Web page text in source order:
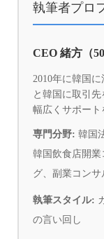
執筆者プロ
CEO 緒方（
2010年に韓国
と韓国に取引
幅広くサポート
専門分野: 韓国
韓国飲食店開
グ、副業コン
執筆スタイル:
の言い回し